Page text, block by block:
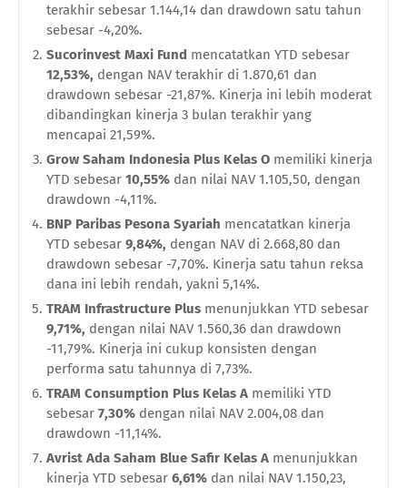
terakhir sebesar 1.144,14 dan drawdown satu tahun
sebesar -4,20%.
Sucorinvest Maxi Fund mencatatkan YTD sebesar
12,53%, dengan NAV terakhir di 1.870,61 dan
drawdown sebesar -21,87%. Kinerja ini lebih moderat
dibandingkan kinerja 3 bulan terakhir yang
mencapai 21,59%.
Grow Saham Indonesia Plus Kelas O memiliki kinerja
YTD sebesar 10,55% dan nilai NAV 1.105,50, dengan
drawdown -4,11%.
BNP Paribas Pesona Syariah mencatatkan kinerja
YTD sebesar 9,84%, dengan NAV di 2.668,80 dan
drawdown sebesar -7,70%. Kinerja satu tahun reksa
dana ini lebih rendah, yakni 5,14%.
TRAM Infrastructure Plus menunjukkan YTD sebesar
9,71%, dengan nilai NAV 1.560,36 dan drawdown
-11,79%. Kinerja ini cukup konsisten dengan
performa satu tahunnya di 7,73%.
TRAM Consumption Plus Kelas A memiliki YTD
sebesar 7,30% dengan nilai NAV 2.004,08 dan
drawdown -11,14%.
Avrist Ada Saham Blue Safir Kelas A menunjukkan
kinerja YTD sebesar 6,61% dan nilai NAV 1.150,23,